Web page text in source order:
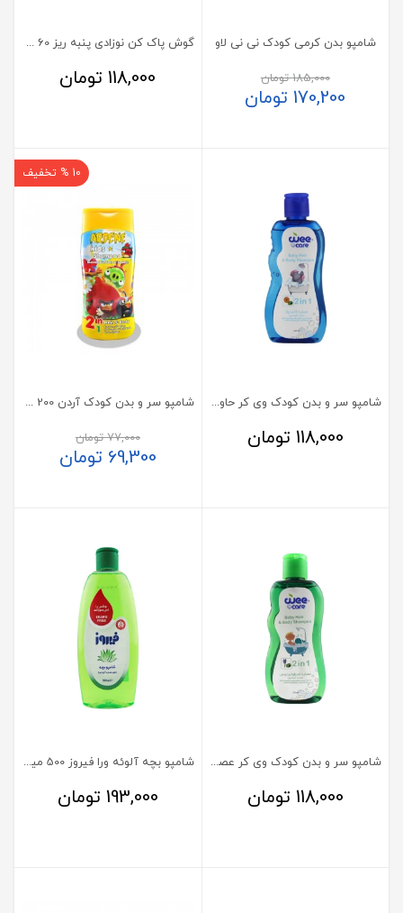
شامپو بدن کرمی کودک نی نی لاو
185,000تومان
170,200 تومان
گوش پاک کن نوزادی پنبه ریز 60 عدد
118,000 تومان
شامپو سر و بدن کودک وی کر حاوی کالاندولا و آلوئه ورا
118,000 تومان
10 % تخفیف
شامپو سر و بدن کودک آردن 200 میلی لیتر
77,000تومان
69,300 تومان
شامپو سر و بدن کودک وی کر عصاره اسطوخودوس و آلوئه ورا
118,000 تومان
شامپو بچه آلوئه ورا فیروز 500 میلی لیتر
193,000 تومان